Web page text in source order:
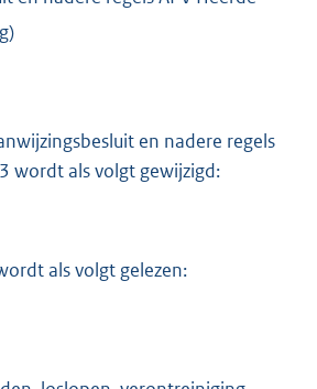
en nadere regels
wordt als volgt gewijzigd:
als volgt gelezen: